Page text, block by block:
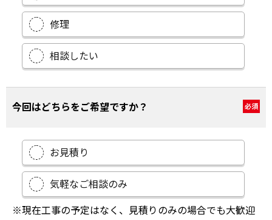
修理
相談したい
今回はどちらをご希望ですか？ 必須
お見積り
気軽なご相談のみ
※現在工事の予定はなく、見積りのみの場合でも大歓迎